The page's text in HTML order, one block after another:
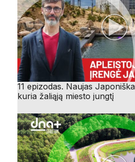
11 epizodas. Naujas
kuria žaliąją miesto jungtį